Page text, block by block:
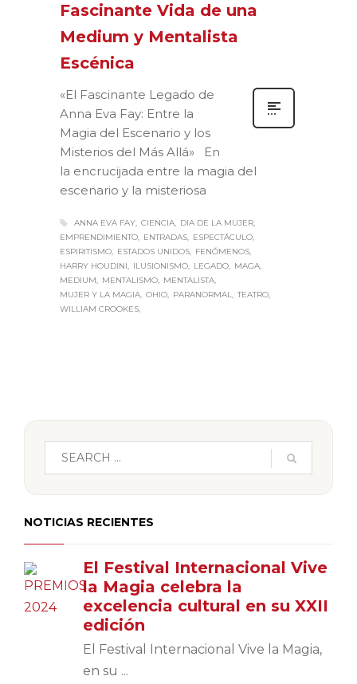
Fascinante Vida de una
Medium y Mentalista
Escénica
«El Fascinante Legado de
Anna Eva Fay: Entre la
Magia del Escenario y los
Misterios del Más Allá» En
la encrucijada entre la magia del
escenario y la misteriosa
ANNA EVA FAY CIENCIA
DIA DE LA MUJER
EMPRENDIMIENTO
ENTRADAS
ESPECTÁCULO
ESPIRITISMO
ESTADOS UNIDOS
FENÓMENOS
HARRY HOUDINI
ILUSIONISMO LEGADO
MAGA
MEDIUM
MENTALISMO
MENTALISTA
MUJER Y LA MAGIA OHIO PARANORMAL TEATRO
WILLIAM CROOKES
NOTICIAS RECIENTES
El Festival Internacional Vive
la Magia celebra la
excelencia cultural en su XXII
edición
El Festival Internacional Vive la Magia,
en su ...